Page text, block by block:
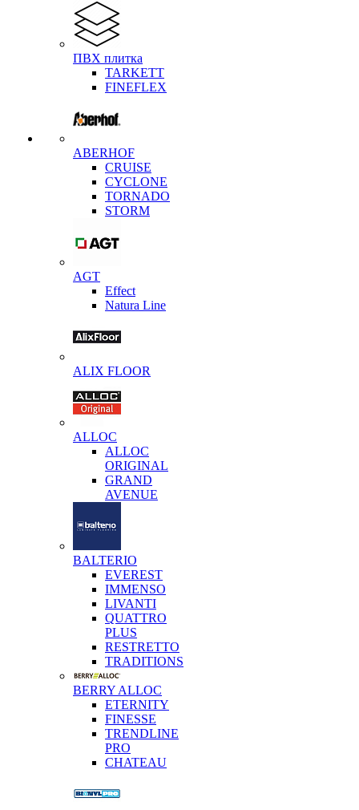
ПВХ плитка
TARKETT
FINEFLEX
ABERHOF
CRUISE
CYCLONE
TORNADO
STORM
AGT
Effect
Natura Line
ALIX FLOOR
ALLOC
ALLOC
ORIGINAL
GRAND
AVENUE
BALTERIO
EVEREST
IMMENSO
LIVANTI
QUATTRO
PLUS
RESTRETTO
TRADITIONS
BERRY ALLOC
ETERNITY
FINESSE
TRENDLINE
PRO
CHATEAU